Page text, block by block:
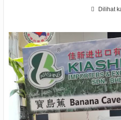
Dilihat